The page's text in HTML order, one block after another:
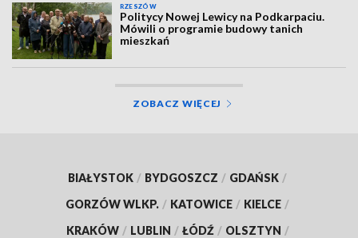
RZESZÓW
Politycy Nowej Lewicy na Podkarpaciu.
Mówili o programie budowy tanich
mieszkań
ZOBACZ WIĘCEJ
BIAŁYSTOK / BYDGOSZCZ / GDAŃSK /
GORZÓW WLKP. / KATOWICE / KIELCE /
KRAKÓW / LUBLIN / ŁÓDŹ / OLSZTYN /